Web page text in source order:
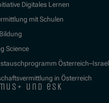
Digitales Lernen
mit Schulen
Science
Österreich–Israel
in Österreich
und esk